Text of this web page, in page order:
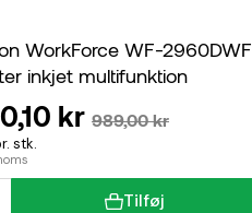
WorkForce WF-2960DWF
inkjet multifunktion
stk.
kr 989,00 kr
Tilføj